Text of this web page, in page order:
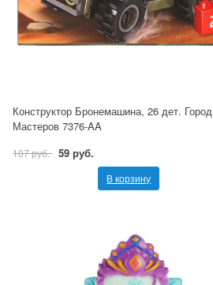
Конструктор Бронемашина, 26 дет. Город
Мастеров 7376-AA
107 руб. 59 руб.
В корзину